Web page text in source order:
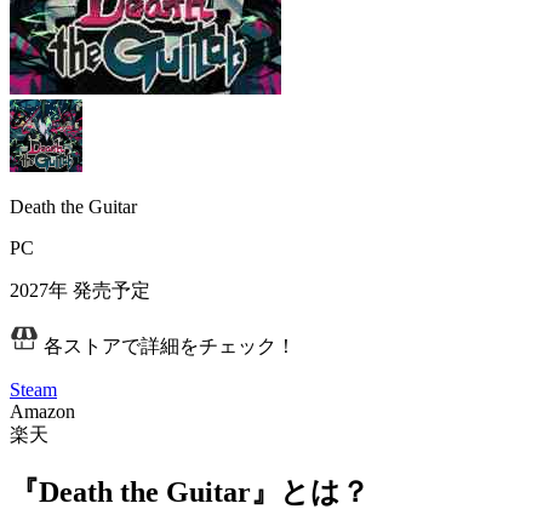
Death the Guitar
PC
2027年 発売予定
各ストアで詳細をチェック！
Steam
Amazon
楽天
『Death the Guitar』とは？